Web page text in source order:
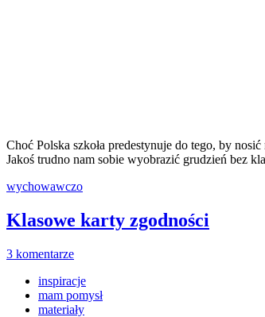
Choć Polska szkoła predestynuje do tego, by
Jakoś trudno nam sobie wyobrazić grudzień bez
wychowawczo
Klasowe karty zgodności
3 komentarze
inspiracje
mam pomysł
materiały